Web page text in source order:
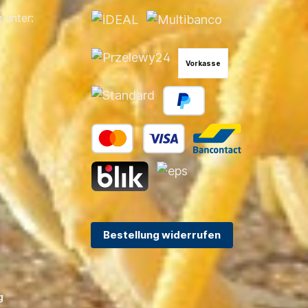
(l) extern 12,0
Zylindern und 552cm³ erstklassige
Leistung. Der Viertakt-Kraftprotz
liefert eine solide Umweltleistung.
Mit programmierter Zündung (PGM
IG) und Automatik-Choke. Dank
seines automatischen
Drosselungssystems erfolgen selbst
Kaltstarts zuverlässig.KomfortDiese
einzigartige Pinne verfügt über
einen Schalthebel sowie über eine
dreistufige Griffhöhen- und
Drosselreibungseinstellung, um bei
langen Touren Ihre Arme zu
entlasten. Sie ist mittig montiert und
zeigt über LEDs, die visuell
Warnungen zu Motor, Öldruck und
Überhitzung an. Mit der elektrischen
Trim- und Neigungsverstellung von
bis zu 64°, kann das Boot zur
Steigerung von Leistung und
Kraftstoffeffizienz optimal getrimmt
werden. Außerdem verringern Sie so
das Risiko von Propellerschäden
durch Steine oder
Uferböschungen.Es gibt den Motor
unter:
Vorkasse
Bestellung widerrufen